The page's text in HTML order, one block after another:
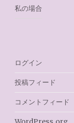
私の場合
ログイン
投稿フィード
コメントフィード